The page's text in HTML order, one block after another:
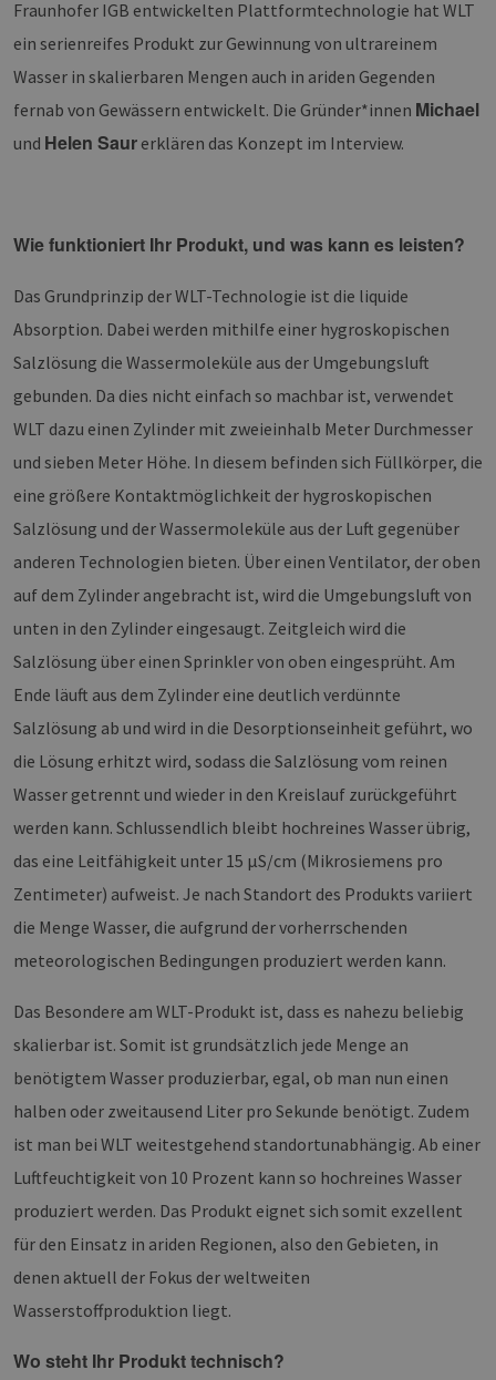
Fraunhofer IGB entwickelten Plattformtechnologie hat WLT
ein serienreifes Produkt zur Gewinnung von ultrareinem
Wasser in skalierbaren Mengen auch in ariden Gegenden
fernab von Gewässern entwickelt. Die Gründer*innen Michael
und Helen Saur erklären das Konzept im Interview.
Wie funktioniert Ihr Produkt, und was kann es leisten?
Das Grundprinzip der WLT-Technologie ist die liquide
Absorption. Dabei werden mithilfe einer hygroskopischen
Salzlösung die Wassermoleküle aus der Umgebungsluft
gebunden. Da dies nicht einfach so machbar ist, verwendet
WLT dazu einen Zylinder mit zweieinhalb Meter Durchmesser
und sieben Meter Höhe. In diesem befinden sich Füllkörper, die
eine größere Kontaktmöglichkeit der hygroskopischen
Salzlösung und der Wassermoleküle aus der Luft gegenüber
anderen Technologien bieten. Über einen Ventilator, der oben
auf dem Zylinder angebracht ist, wird die Umgebungsluft von
unten in den Zylinder eingesaugt. Zeitgleich wird die
Salzlösung über einen Sprinkler von oben eingesprüht. Am
Ende läuft aus dem Zylinder eine deutlich verdünnte
Salzlösung ab und wird in die Desorptionseinheit geführt, wo
die Lösung erhitzt wird, sodass die Salzlösung vom reinen
Wasser getrennt und wieder in den Kreislauf zurückgeführt
werden kann. Schlussendlich bleibt hochreines Wasser übrig,
das eine Leitfähigkeit unter 15 µS/cm (Mikrosiemens pro
Zentimeter) aufweist. Je nach Standort des Produkts variiert
die Menge Wasser, die aufgrund der vorherrschenden
meteorologischen Bedingungen produziert werden kann.
Das Besondere am WLT-Produkt ist, dass es nahezu beliebig
skalierbar ist. Somit ist grundsätzlich jede Menge an
benötigtem Wasser produzierbar, egal, ob man nun einen
halben oder zweitausend Liter pro Sekunde benötigt. Zudem
ist man bei WLT weitestgehend standortunabhängig. Ab einer
Luftfeuchtigkeit von 10 Prozent kann so hochreines Wasser
produziert werden. Das Produkt eignet sich somit exzellent
für den Einsatz in ariden Regionen, also den Gebieten, in
denen aktuell der Fokus der weltweiten
Wasserstoffproduktion liegt.
Wo steht Ihr Produkt technisch?